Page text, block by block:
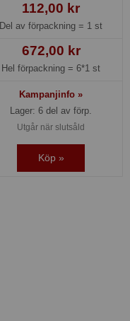
112,00 kr
Del av förpackning = 1 st
672,00 kr
Hel förpackning = 6*1 st
Kampanjinfo »
Lager: 6 del av förp.
Utgår när slutsåld
Köp »